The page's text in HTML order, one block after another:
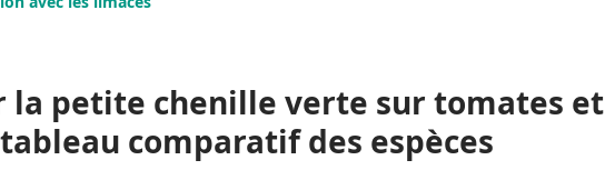
petite chenille verte sur tomates et
comparatif des espèces